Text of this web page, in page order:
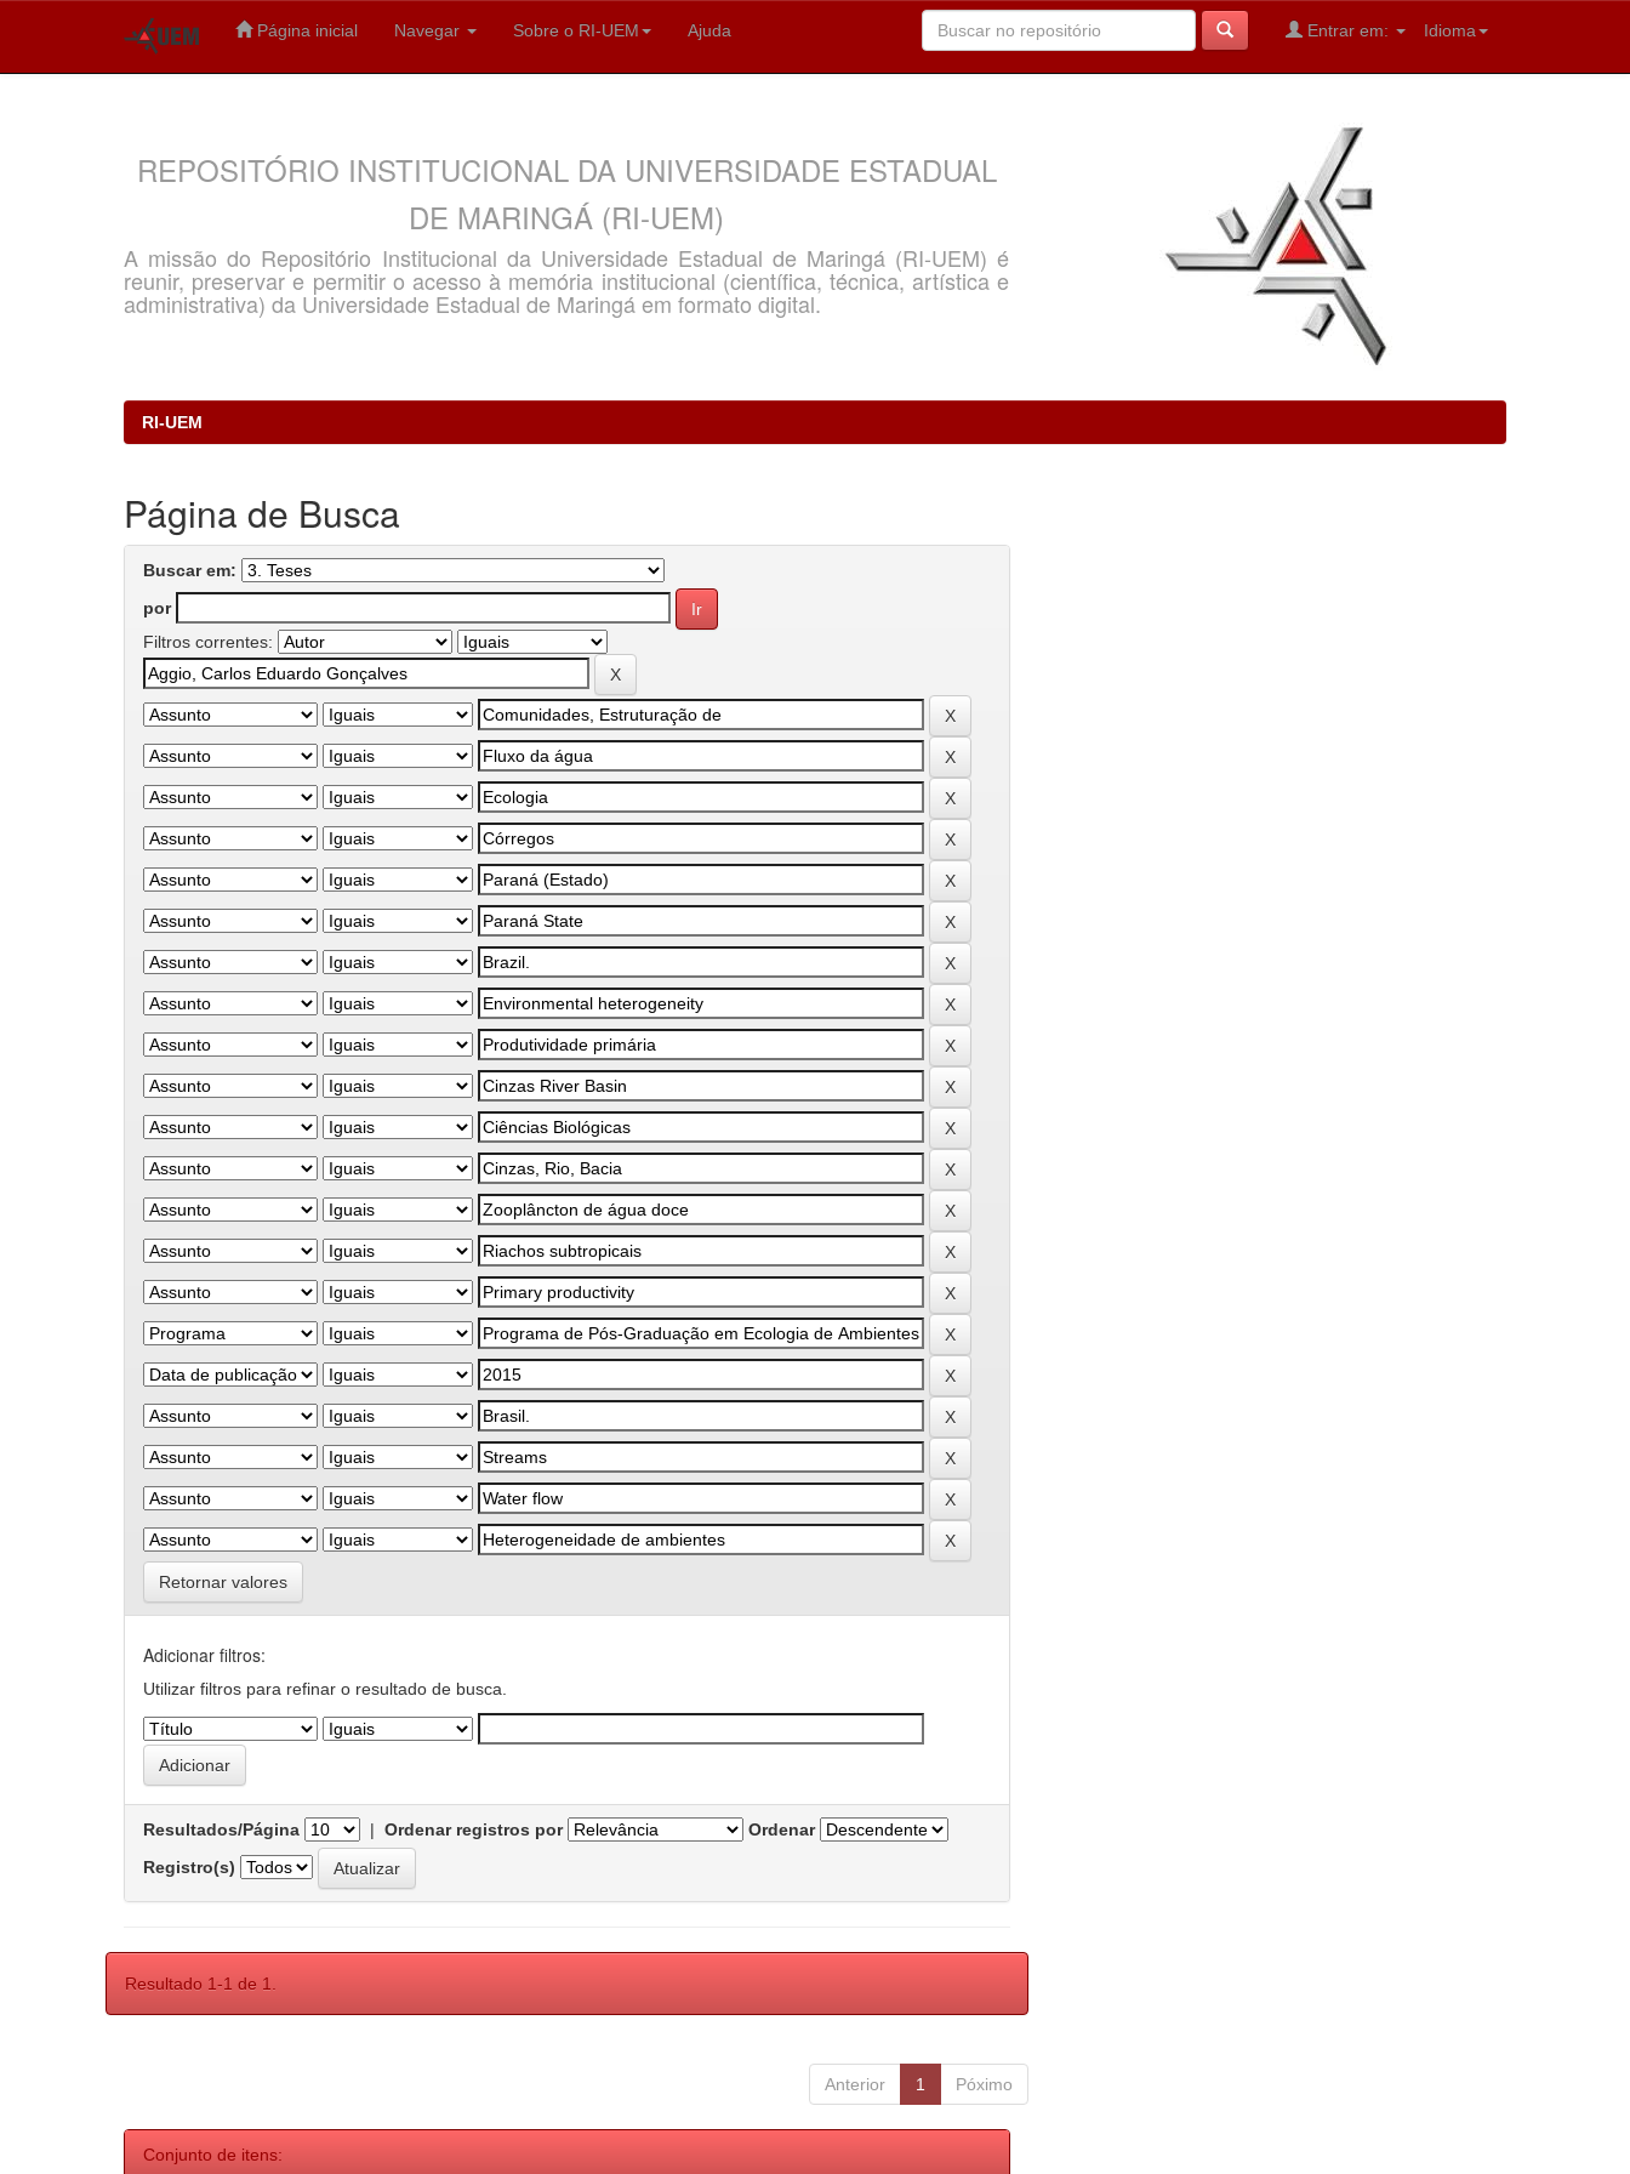
Página inicial Navegar Sobre o RI-UEM Ajuda Idioma
Entrar em:
REPOSITÓRIO INSTITUCIONAL DA UNIVERSIDADE ESTADUAL
DE MARINGÁ (RI-UEM)
A missão do Repositório Institucional da Universidade Estadual de Maringá (RI-UEM) é
reunir, preservar e permitir o acesso à memória institucional (científica, técnica, artística e
administrativa) da Universidade Estadual de Maringá em formato digital.
RI-UEM
Página de Busca
Buscar em:
por
Filtros correntes:
Retornar valores
Adicionar filtros:
Utilizar filtros para refinar o resultado de busca.
Resultados/Página | Ordenar registros por
Ordenar
Registro(s)
Resultado 1-1 de 1.
Anterior 1 Póximo
Conjunto de itens: